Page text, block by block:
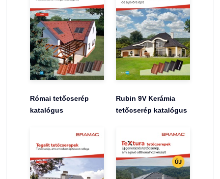
Római tetőcserép
katalógus
Rubin 9V Kerámia
tetőcserép katalógus